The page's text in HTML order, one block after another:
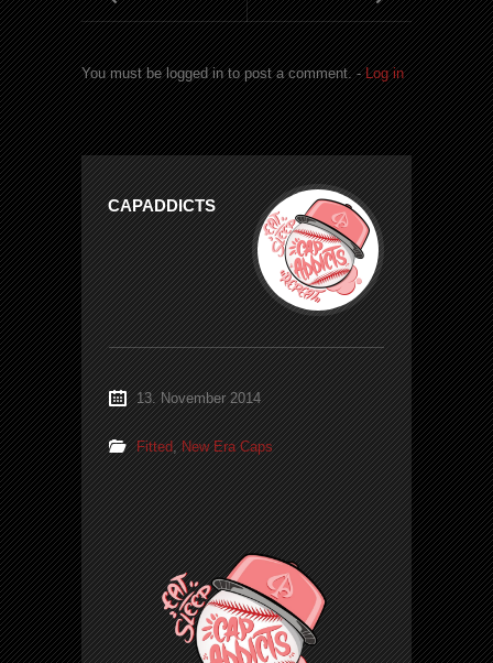
You must be logged in to post a comment. -Log in
CAPADDICTS
13. November 2014
Fitted,New Era Caps